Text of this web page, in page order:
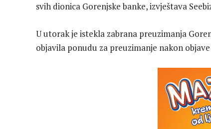
svih dionica Gorenjske banke, izvještava
U utorak je istekla zabrana preuzimanja
objavila ponudu za preuzimanje nakon